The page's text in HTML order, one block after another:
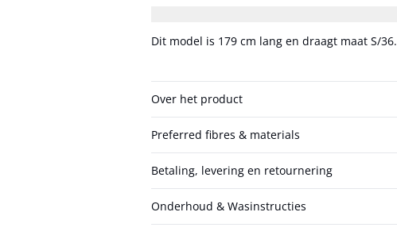
Dit model is 179 cm lang en draagt maat S/36.
Over het product
Preferred fibres & materials
Betaling, levering en retournering
Onderhoud & Wasinstructies